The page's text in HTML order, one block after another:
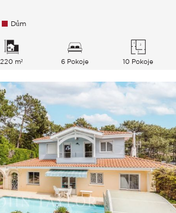
Dům
220 m² 6 Pokoje 10 Pokoje